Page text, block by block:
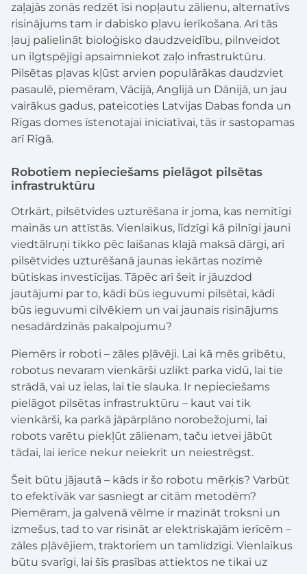
zaļajās zonās redzēt īsi nopļautu zālienu, alternatīvs
risinājums tam ir dabisko pļavu ierīkošana. Arī tās
ļauj palielināt bioloģisko daudzveidību, pilnveidot
un ilgtspējīgi apsaimniekot zaļo infrastruktūru.
Pilsētas pļavas kļūst arvien populārākas daudzviet
pasaulē, piemēram, Vācijā, Anglijā un Dānijā, un jau
vairākus gadus, pateicoties Latvijas Dabas fonda un
Rīgas domes īstenotajai iniciatīvai, tās ir sastopamas
arī Rīgā.
Robotiem nepieciešams pielāgot pilsētas
infrastruktūru
Otrkārt, pilsētvides uzturēšana ir joma, kas nemitīgi
mainās un attīstās. Vienlaikus, līdzīgi kā pilnīgi jauni
viedtālruņi tikko pēc laišanas klajā maksā dārgi, arī
pilsētvides uzturēšanā jaunas iekārtas nozīmē
būtiskas investīcijas. Tāpēc arī šeit ir jāuzdod
jautājumi par to, kādi būs ieguvumi pilsētai, kādi
būs ieguvumi cilvēkiem un vai jaunais risinājums
nesadārdzinās pakalpojumu?
Piemērs ir roboti – zāles pļāvēji. Lai kā mēs gribētu,
robotus nevaram vienkārši uzlikt parka vidū, lai tie
strādā, vai uz ielas, lai tie slauka. Ir nepieciešams
pielāgot pilsētas infrastruktūru – kaut vai tik
vienkārši, ka parkā jāpārplāno norobežojumi, lai
robots varētu piekļūt zālienam, taču ietvei jābūt
tādai, lai ierīce nekur neiekrīt un neiestrēgst.
Šeit būtu jājautā – kāds ir šo robotu mērķis? Varbūt
to efektīvāk var sasniegt ar citām metodēm?
Piemēram, ja galvenā vēlme ir mazināt troksni un
izmešus, tad to var risināt ar elektriskajām ierīcēm –
zāles pļāvējiem, traktoriem un tamlīdzīgi. Vienlaikus
būtu svarīgi, lai šīs prasības attiektos ne tikai uz